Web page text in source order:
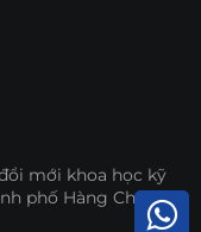
mới khoa học kỹ
phố Hàng Châu,